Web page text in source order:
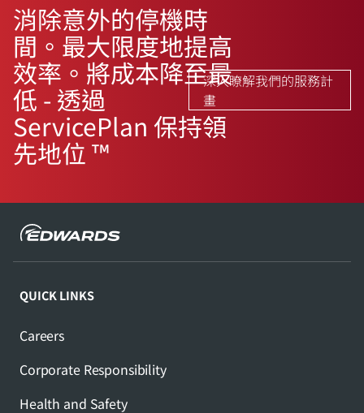
消除意外的停機時
間。最大限度地提高
效率。將成本降至最
低 - 透過
ServicePlan 保持領
先地位 ™
深入瞭解我們的服務計
畫
QUICK LINKS
Careers
Corporate Responsibility
Health and Safety